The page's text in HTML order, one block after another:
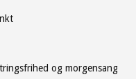
og morgensang